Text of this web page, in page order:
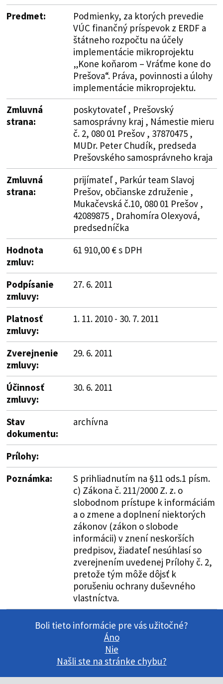
Predmet:
Podmienky, za ktorých prevedie
VÚC finančný príspevok z ERDF a
štátneho rozpočtu na účely
implementácie mikroprojektu
„Kone koňarom – Vráťme kone do
Prešova“. Práva, povinnosti a úlohy
implementácie mikroprojektu.
Zmluvná
strana:
poskytovateľ , Prešovský
samosprávny kraj , Námestie mieru
č. 2, 080 01 Prešov , 37870475 ,
MUDr. Peter Chudík, predseda
Prešovského samosprávneho kraja
Zmluvná
strana:
prijímateľ , Parkúr team Slavoj
Prešov, občianske združenie ,
Mukačevská č.10, 080 01 Prešov ,
42089875 , Drahomíra Olexyová,
predsedníčka
Hodnota
zmluv:
61 910,00 € s DPH
Podpísanie
zmluvy:
27. 6. 2011
Platnosť
zmluvy:
1. 11. 2010 - 30. 7. 2011
Zverejnenie
zmluvy:
29. 6. 2011
Účinnosť
zmluvy:
30. 6. 2011
Stav
dokumentu:
archívna
Prílohy:
Poznámka:
S prihliadnutím na §11 ods.1 písm.
c) Zákona č. 211/2000 Z. z. o
slobodnom prístupe k informáciám
a o zmene a doplnení niektorých
zákonov (zákon o slobode
informácii) v znení neskorších
predpisov, žiadateľ nesúhlasí so
zverejnením uvedenej Prílohy č. 2,
pretože tým môže dôjsť k
porušeniu ochrany duševného
vlastníctva.
Boli tieto informácie pre vás užitočné?
Áno
Nie
Našli ste na stránke chybu?